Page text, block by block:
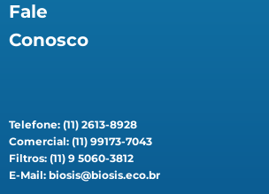
Fale
Conosco
Telefone: (11) 2613-8928
Comercial: (11) 99173-7043
Filtros: (11) 9 5060-3812
E-Mail: biosis@biosis.eco.br